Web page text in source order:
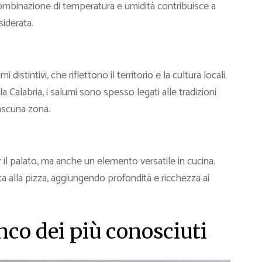
di temperatura e umidità contribuisce a
distintivi, che riflettono il territorio e la cultura locali.
i salumi sono spesso legati alle tradizioni
zona.
palato, ma anche un elemento versatile in cucina.
pizza, aggiungendo profondità e ricchezza ai
dei più conosciuti